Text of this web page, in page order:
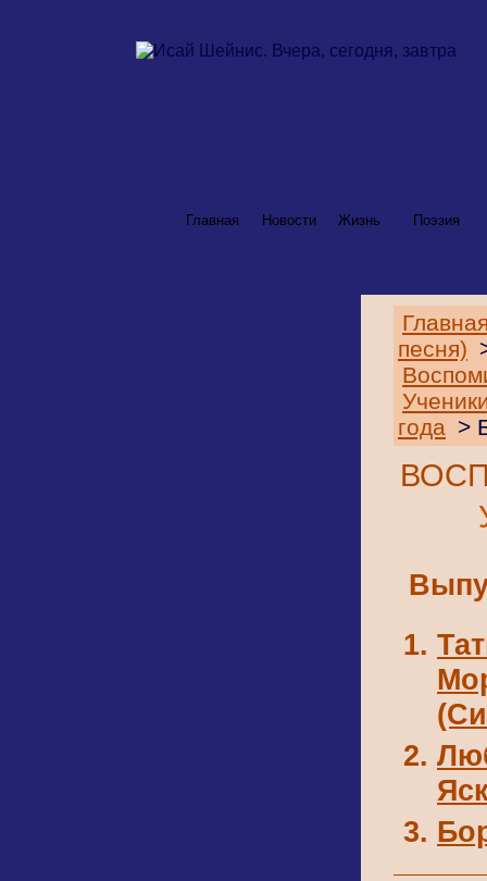
Главная Новости Жизнь Поэзия
песня)
года >